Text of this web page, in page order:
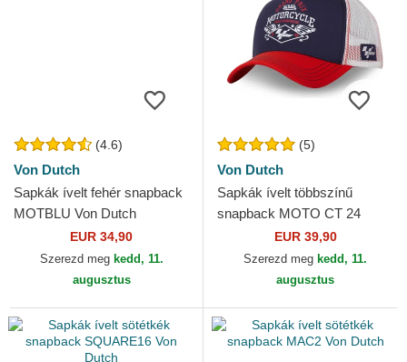
(4.6)
Von Dutch
Sapkák ívelt fehér snapback
MOTBLU Von Dutch
EUR 34,90
Szerezd meg kedd, 11.
augusztus
(5)
Von Dutch
Sapkák ívelt többszínű
snapback MOTO CT 24
MotoGP MotoGP Von Dutch
EUR 39,90
Szerezd meg kedd, 11.
augusztus